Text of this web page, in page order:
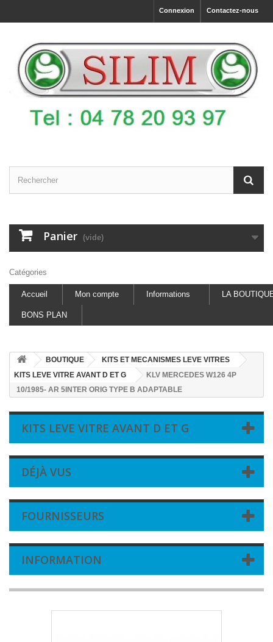
Contactez-nous
Connexion
Panier (vide)
Catégories
Accueil Mon compte Informations LA
BONS PLAN
BOUTIQUE
KITS ET MECANISMES LEVE VITRES
KITS LEVE VITRE AVANT D ET G
KLV MERCEDES W126 4P
10/1985- AR 5INTER ORIG TYPE B ADAPTABLE
KITS LEVE VITRE AVANT D ET G
DÉJÀ VUS
FOURNISSEURS
INFORMATION